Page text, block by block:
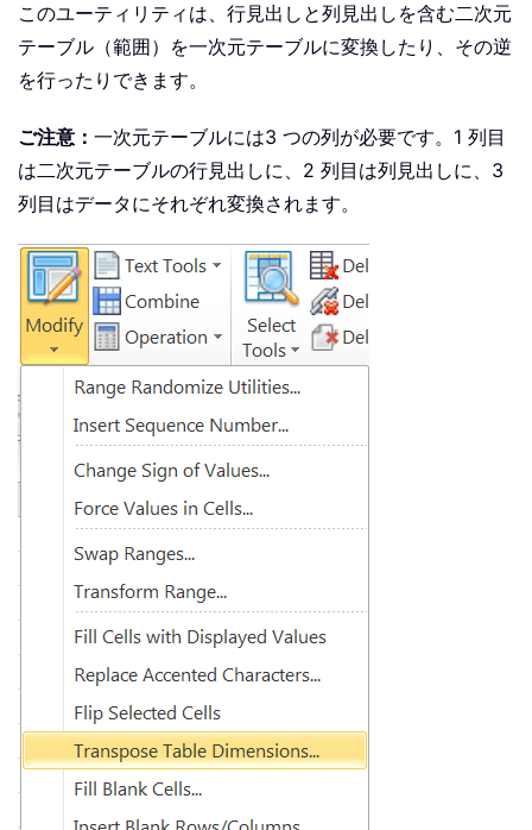
このユーティリティは、行見出しと列見出しを含む二次元
テーブル（範囲）を一次元テーブルに変換したり、その逆
を行ったりできます。
ご注意： 一次元テーブルには3 つの列が必要です。1 列目
は二次元テーブルの行見出しに、2 列目は列見出しに、3
列目はデータにそれぞれ変換されます。